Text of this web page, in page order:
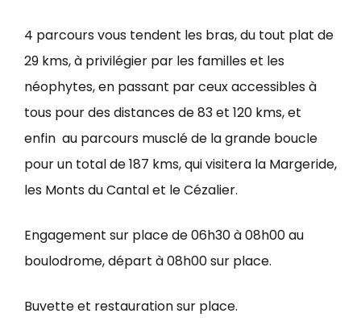
4 parcours vous tendent les bras, du tout plat de
29 kms, à privilégier par les familles et les
néophytes, en passant par ceux accessibles à
tous pour des distances de 83 et 120 kms, et
enfin au parcours musclé de la grande boucle
pour un total de 187 kms, qui visitera la Margeride,
les Monts du Cantal et le Cézalier.
Engagement sur place de 06h30 à 08h00 au
boulodrome, départ à 08h00 sur place.
Buvette et restauration sur place.